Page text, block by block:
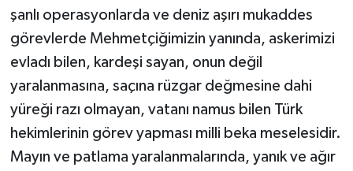
şanlı operasyonlarda ve deniz aşırı mukaddes
görevlerde Mehmetçiğimizin yanında, askerimizi
evladı bilen, kardeşi sayan, onun değil
yaralanmasına, saçına rüzgar değmesine dahi
yüreği razı olmayan, vatanı namus bilen Türk
hekimlerinin görev yapması milli beka meselesidir.
Mayın ve patlama yaralanmalarında, yanık ve ağır